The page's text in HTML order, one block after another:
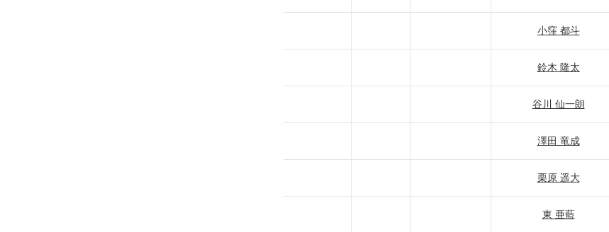
小窪 都斗
鈴木 隆太
谷川 仙一朗
澤田 竜成
栗原 遥大
東 亜藍